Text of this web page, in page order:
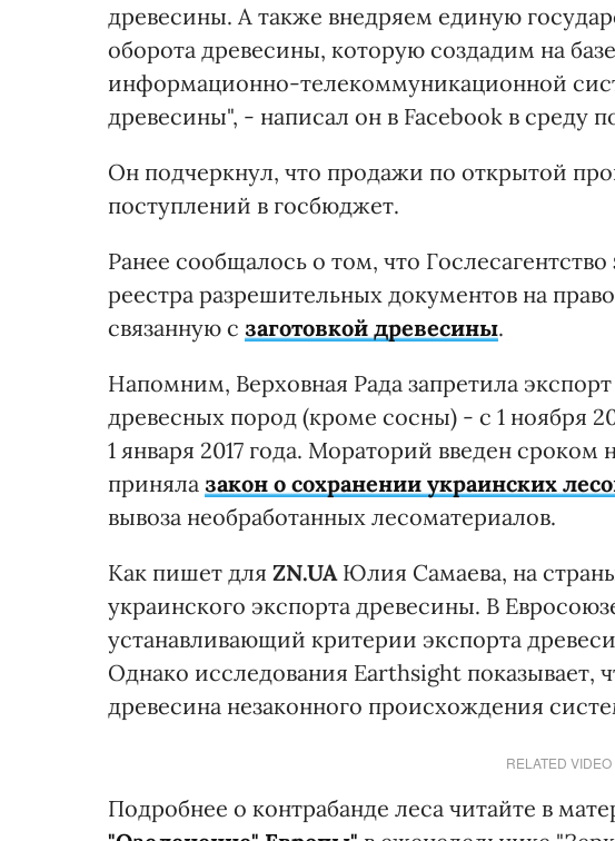
древесины. А также внедряем единую
оборота древесины, которую создадим на
информационно-телекоммуникационной
древесины", - написал он в Facebook в среду
Он подчеркнул, что продажи по открытой
поступлений в госбюджет.
Ранее сообщалось о том, что
реестра разрешительных документов на
связанную с заготовкой древесины.
Напомним, Верховная Рада запретила
древесных пород (кроме сосны) - с 1 ноября
1 января 2017 года. Мораторий введен сроком
приняла закон о сохранении украинских
вывоза необработанных лесоматериалов.
Как пишет для ZN.UAЮлия Самаева, на
украинского экспорта древесины. В
устанавливающий критерии экспорта
Однако исследования Earthsight показывает,
древесина незаконного происхождения
RELATED VIDEO
Подробнее о контрабанде леса читайте в